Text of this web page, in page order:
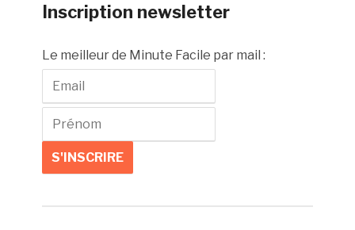
Inscription newsletter
Le meilleur de Minute Facile par mail :